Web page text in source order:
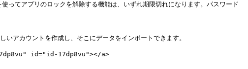
ロックを解除する機能は、いずれ期限切れになります。パスワード
ウントを作成し、そこにデータをインポートできます。
id="id-17dp8vu"></a>